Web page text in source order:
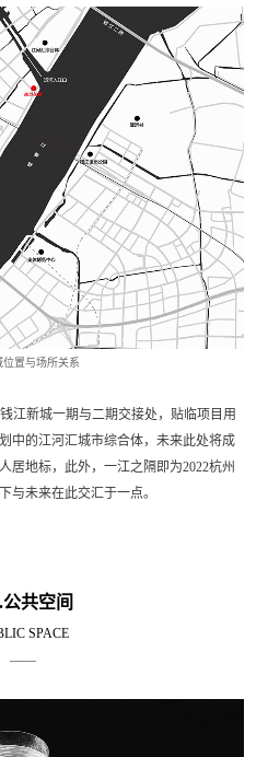
置与场所关系
江新城一期与二期交接处，贴临项目用
中的江河汇城市综合体，未来此处将成
居地标，此外，一江之隔即为2022杭州
与未来在此交汇于一点。
公共空间
SPACE
——